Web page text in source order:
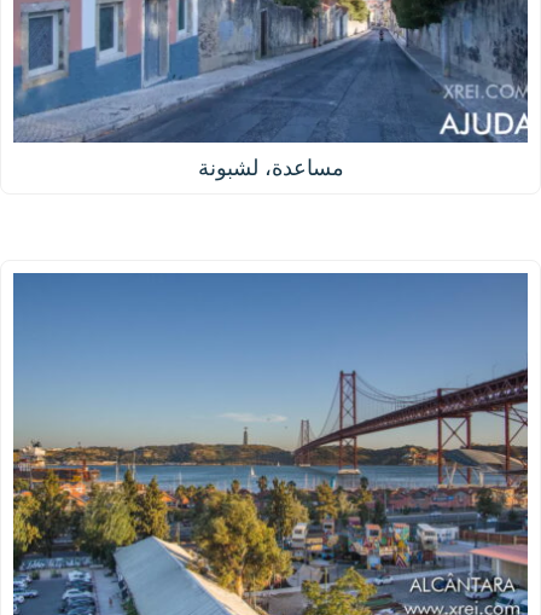
مساعدة، لشبونة